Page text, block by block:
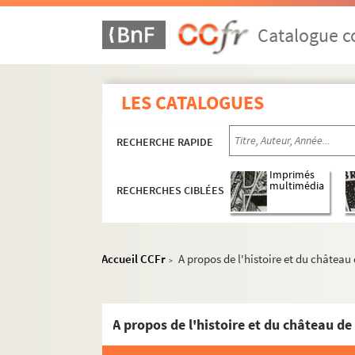
Catalogue
LES CATALOGUES
RECHERCHE RAPIDE
RECHERCHES CIBLÉES
Imprimés
multimédia
Accueil CCFr > A propos de l'histoire et du
A propos de l'histoire et du château
Activités et manifestations félibréennes
Les dignités du Félibrige
Maintenance du Languedoc